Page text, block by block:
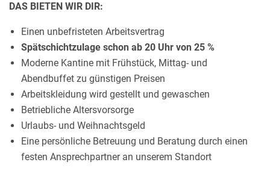
DAS BIETEN WIR DIR:
Einen unbefristeten Arbeitsvertrag
Spätschichtzulage schon ab 20 Uhr von 25 %
Moderne Kantine mit Frühstück, Mittag- und
Abendbuffet zu günstigen Preisen
Arbeitskleidung wird gestellt und gewaschen
Betriebliche Altersvorsorge
Urlaubs- und Weihnachtsgeld
Eine persönliche Betreuung und Beratung durch einen
festen Ansprechpartner an unserem Standort